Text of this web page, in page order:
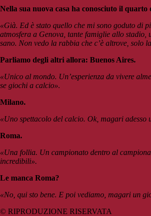
Nella sua nuova casa ha conosciuto il
«Già. Ed è stato quello che mi sono goduto di
atmosfera a Genova, tante famiglie allo stadio,
sano. Non vedo la rabbia che c’è altrove, solo
Parliamo degli altri allora: Buenos Aires.
«Unico al mondo. Un’esperienza da vivere
se giochi a calcio».
Milano.
«Uno spettacolo del calcio. Ok, magari adesso
Roma.
«Una follia. Un campionato dentro al
incredibili».
Le manca Roma?
«No, qui sto bene. E poi vediamo, magari un
© RIPRODUZIONE RISERVATA